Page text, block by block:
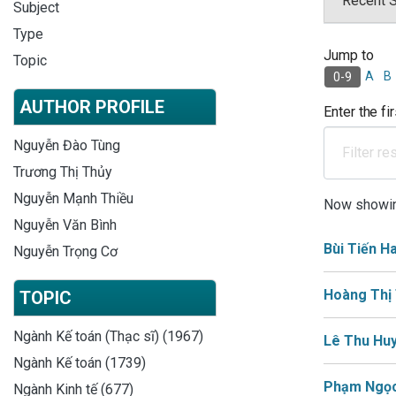
Subject
Type
Topic
AUTHOR PROFILE
Nguyễn Đào Tùng
Trương Thị Thủy
Nguyễn Mạnh Thiều
Nguyễn Văn Bình
Nguyễn Trọng Cơ
TOPIC
Ngành Kế toán (Thạc sĩ) (1967)
Ngành Kế toán (1739)
Ngành Kinh tế (677)
Jump to
0-9 A B
Enter the
Now
Bùi Tiến
Hoàng Thị
Lê Thu
Phạm